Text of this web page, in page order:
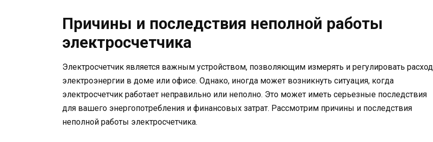
Причины и последствия неполной работы
электросчетчика
Электросчетчик является важным устройством, позволяющим измерять и регулировать расход
электроэнергии в доме или офисе. Однако, иногда может возникнуть ситуация, когда
электросчетчик работает неправильно или неполно. Это может иметь серьезные последствия
для вашего энергопотребления и финансовых затрат. Рассмотрим причины и последствия
неполной работы электросчетчика.